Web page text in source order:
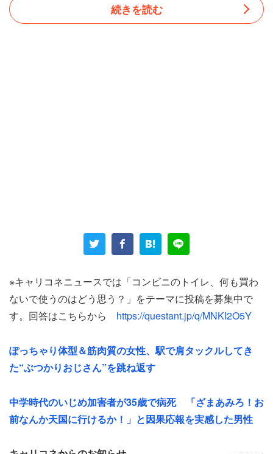
「挨拶すれば何でもいいのか？」「トイレットペーパーに
と、何も買わない客に苦言を呈した。トイレを利用するな
ら何か1つくらい買い物してほしいだろう。しかも、
｢『トイレが汚いんですけど』と言ってくる人がいます。
汚しているのは何も買わずにトイレを使っている方です
と、トイレ掃除をする大変さも語る。「本当に残念です」
ているようだ。
続きを読む
※キャリコネニュースでは「コンビニのトイレ、何も買わ
ないで使うのはどう思う？」をテーマに投稿を募集中で
す。回答はこちらから https://questant.jp/q/MNKI2O5Y
ぽっちゃり体型＆筋肉質の女性、駅で肩タックルしてき
た“ぶつかりおじさん”を跳ね返す
中学時代のいじめ加害者が35歳で病死 「ざまあみろ！お
前なんか天国に行けるか！」と因果応報を実感した男性